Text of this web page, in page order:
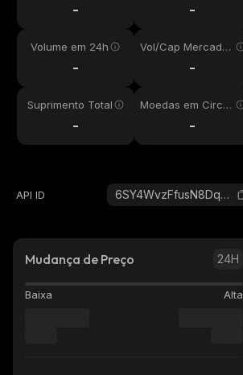
- -
Volume em 24h
-
Vol/Cap Mercado
-
Suprimento Total
-
Moedas em Circul
-
API ID 6SY4WvzFfusN8DqmZCZU17CoxoBQKnQsP2UyGsxaoNvX_solana
Mudança de Preço 24H
Baixa Alta